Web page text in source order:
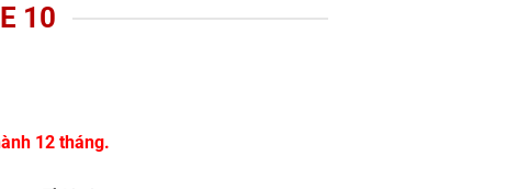
10
12 tháng.